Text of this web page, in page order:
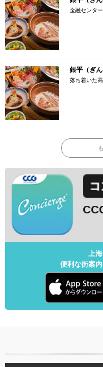
金融センタ
銀平（ぎ
落ち着いた
上
便利な街案